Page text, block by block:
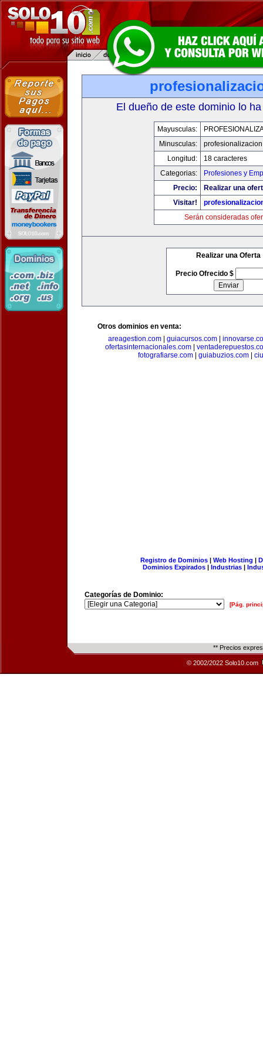
El dueño de este dominio lo
Mayusculas:
Minusculas:
Longitud:
18 caracteres
Categorias:
Profesiones y
Precio:
Realizar una
Visitar!
Serán consideradas
Realizar una Oferta
Precio Ofrecido $
Otros dominios en venta:
areagestion.com| guiacursos.com|
ofertasinternacionales.com|
fotografiarse.com| guiabuzios.com|
Registro de Dominios| Web Hosting |
Dominios Expirados | Industrias |
Categorías de Dominio:
[Pág.
** Precios
© 2002/2022 Solo10.com